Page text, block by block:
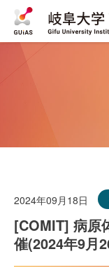
2024年09月18日
[COMIT] 病原
催(2024年9月